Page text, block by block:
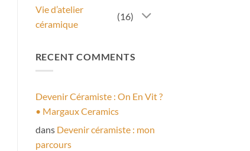
Vie d’atelier
céramique
(16)
RECENT COMMENTS
Devenir Céramiste : On En Vit ?
• Margaux Ceramics
dans Devenir céramiste : mon
parcours